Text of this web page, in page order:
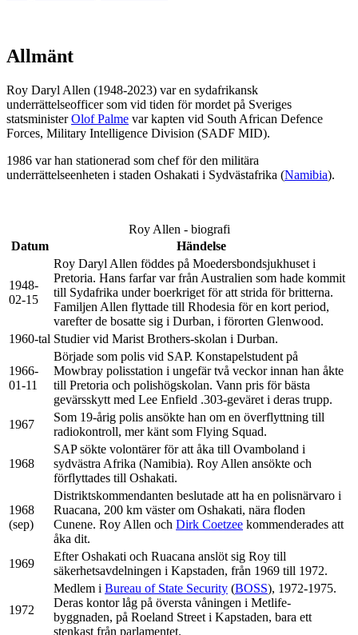
Allmänt
Roy Daryl Allen (1948-2023) var en sydafrikansk
underrättelseofficer som vid tiden för mordet på Sveriges
statsministerOlof Palme var kapten vid South African Defence
Forces, Military Intelligence Division (SADF MID).
1986 var han stationerad som chef för den militära
underrättelseenheten i staden Oshakati i Sydvästafrika (Namibia).
Roy Allen - biografi
Datum
Händelse
1948-
02-15
Roy Daryl Allen föddes på Moedersbondsjukhuset i
Pretoria. Hans farfar var från Australien som hade kommit
till Sydafrika under boerkriget för att strida för britterna.
Familjen Allen flyttade till Rhodesia för en kort period,
varefter de bosatte sig i Durban, i förorten Glenwood.
1960-tal Studier vid Marist Brothers-skolan i Durban.
1966-
01-11
Började som polis vid SAP. Konstapelstudent på
Mowbray polisstation i ungefär två veckor innan han åkte
till Pretoria och polishögskolan. Vann pris för bästa
gevärsskytt med Lee Enfield .303-geväret i deras trupp.
1967
Som 19-årig polis ansökte han om en överflyttning till
radiokontroll, mer känt som Flying Squad.
1968
SAP sökte volontärer för att åka till Ovamboland i
sydvästra Afrika (Namibia). Roy Allen ansökte och
förflyttades till Oshakati.
1968
(sep)
Distriktskommendanten beslutade att ha en polisnärvaro i
Ruacana, 200 km väster om Oshakati, nära floden
Cunene. Roy Allen och Dirk Coetzee kommenderades att
åka dit.
1969
Efter Oshakati och Ruacana anslöt sig Roy till
säkerhetsavdelningen i Kapstaden, från 1969 till 1972.
1972
Medlem i Bureau of State Security (BOSS), 1972-1975.
Deras kontor låg på översta våningen i Metlife-
byggnaden, på Roeland Street i Kapstaden, bara ett
stenkast från parlamentet.